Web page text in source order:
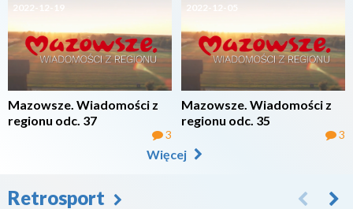
2022-12-19
Mazowsze. Wiadomości z
regionu odc. 37
3
2022-12-05
Mazowsze. Wiadomości z
regionu odc. 35
3
Więcej
Retrosport